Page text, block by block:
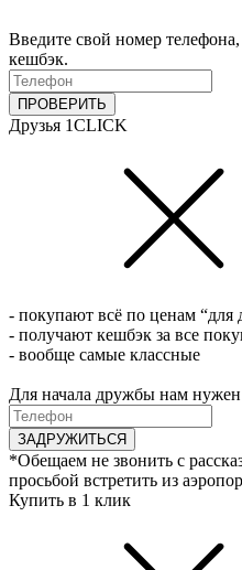
Введите свой номер
кешбэк.
ПРОВЕРИТЬ
Друзья 1CLICK
- покупают всё по ценам “для
- получают кешбэк за все
- вообще самые классные
Для начала дружбы нам
ЗАДРУЖИТЬСЯ
*Обещаем не звонить с
просьбой встретить из
Купить в 1 клик